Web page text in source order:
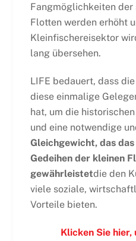
Fangmöglichkeiten
Flotten werden erhöht
Kleinfischereisektor
lang übersehen.
LIFE bedauert, dass
diese einmalige
hat, um die
und eine notwendige
Gleichgewicht, das
Gedeihen der kleinen
gewährleistetdie den
viele soziale,
Vorteile bieten.
Klicken Sie